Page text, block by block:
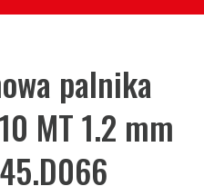
palnika
MT 1.2 mm